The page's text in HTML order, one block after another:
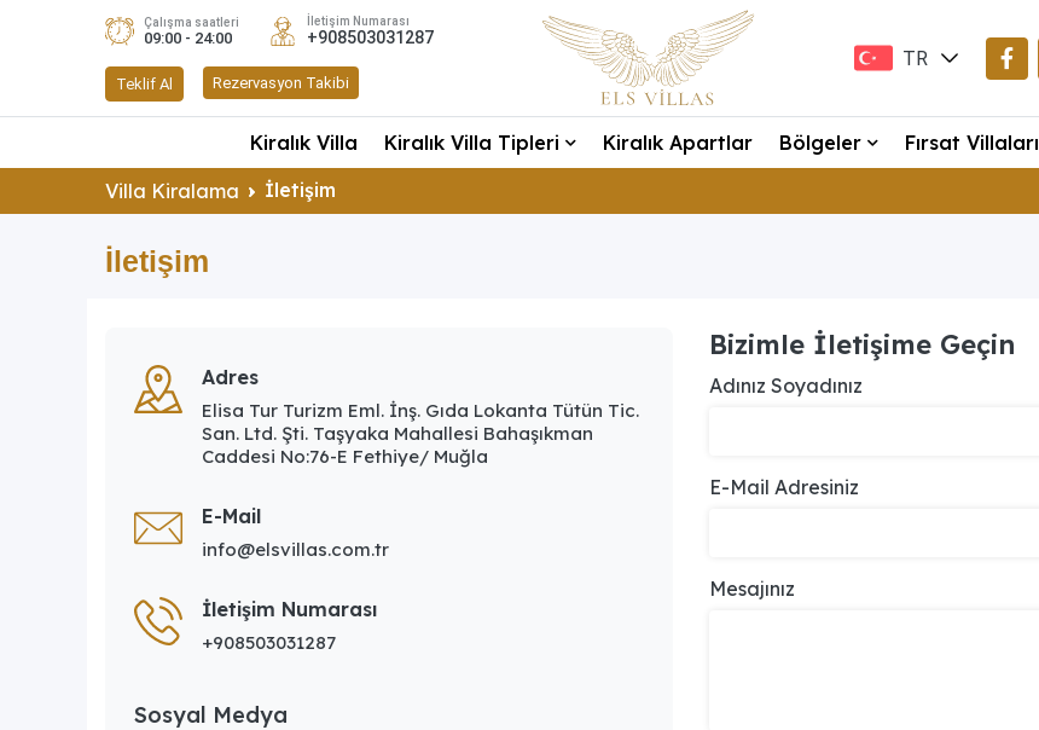
Çalışma saatleri
09:00 - 24:00
İletişim Numarası
+908503031287
Teklif Al Rezervasyon Takibi
TR
DE
Kiralık Villa Kiralık Villa Tipleri Kiralık Apartlar Bölgeler Fırsat Villaları
Villa Kiralama
İletişim
İletişim
Adres
Elisa Tur Turizm Eml. İnş. Gıda Lokanta Tütün Tic.
San. Ltd. Şti. Taşyaka Mahallesi Bahaşıkman
Caddesi No:76-E Fethiye/ Muğla
E-Mail
info@elsvillas.com.tr
İletişim Numarası
+908503031287
Sosyal Medya
Bizimle İletişime Geçin
Adınız Soyadınız
E-Mail Adresiniz
Mesajınız